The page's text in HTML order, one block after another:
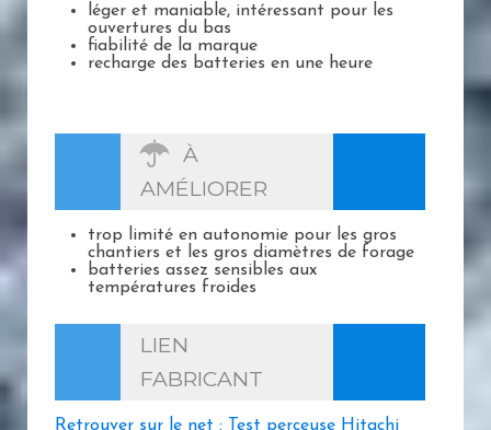
léger et maniable, intéressant pour les
ouvertures du bas
fiabilité de la marque
recharge des batteries en une heure
À
AMÉLIORER
trop limité en autonomie pour les gros
chantiers et les gros diamètres de forage
batteries assez sensibles aux
températures froides
LIEN
FABRICANT
Retrouver sur le net : Test perceuse Hitachi